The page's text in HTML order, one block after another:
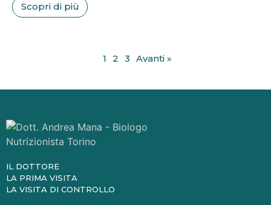
Scopri di più
1 2 3 Avanti »
IL DOTTORE
LA PRIMA VISITA
LA VISITA DI CONTROLLO